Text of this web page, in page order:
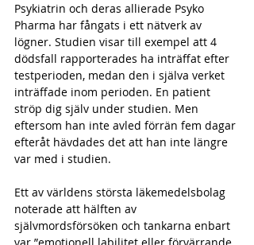
Psykiatrin och deras allierade Psyko
Pharma har fångats i ett nätverk av
lögner. Studien visar till exempel att 4
dödsfall rapporterades ha inträffat efter
testperioden, medan den i själva verket
inträffade inom perioden. En patient
ströp dig själv under studien. Men
eftersom han inte avled förrän fem dagar
efteråt hävdades det att han inte längre
var med i studien.
Ett av världens största läkemedelsbolag
noterade att hälften av
självmordsförsöken och tankarna enbart